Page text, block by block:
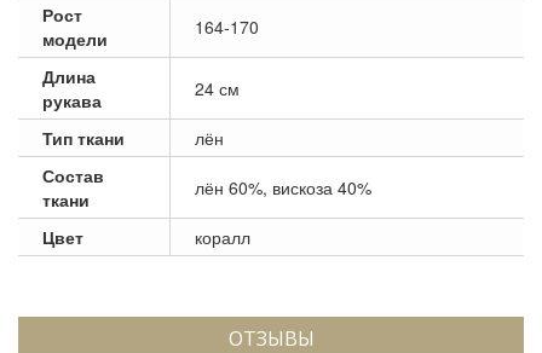
Рост
модели
164-170
Длина
рукава
24 см
Тип ткани
лён
Состав
ткани
лён 60%, вискоза 40%
Цвет коралл
ОТЗЫВЫ